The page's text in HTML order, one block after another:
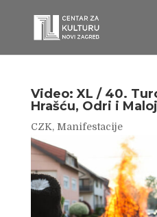
Video: XL / 40.
Hrašću, Odri i
CZK, Manifestacije